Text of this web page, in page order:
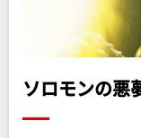
ソロモンの悪